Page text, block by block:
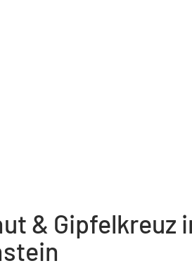
& Gipfelkreuz